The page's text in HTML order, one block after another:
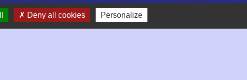
Deny all cookies Personalize